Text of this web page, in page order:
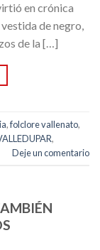
en crónica
de negro,
de la […]
,folclore vallenato,
,
Deje un comentario